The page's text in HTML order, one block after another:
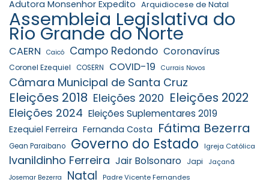
Adutora Monsenhor Expedito Arquidiocese de Natal
Assembleia Legislativa do
Rio Grande do Norte
CAERN Caicó Campo Redondo Coronavírus
Coronel Ezequiel COSERN COVID-19 Currais Novos
Câmara Municipal de Santa Cruz
Eleições 2018 Eleições 2020 Eleições 2022
Eleições 2024 Eleições Suplementares 2019
Ezequiel Ferreira Fernanda Costa Fátima Bezerra
Gean Paraibano Governo do Estado Igreja Católica
Ivanildinho Ferreira Jair Bolsonaro Japi Jaçanã
Josemar Bezerra Natal Padre Vicente Fernandes